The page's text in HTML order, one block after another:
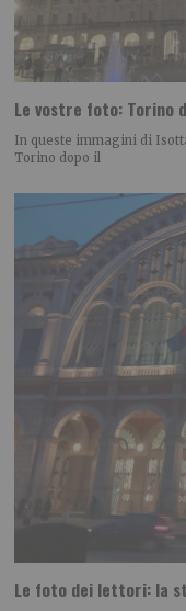
Le vostre foto: Torino
In queste immagini di
Torino dopo il
Le foto dei lettori: la